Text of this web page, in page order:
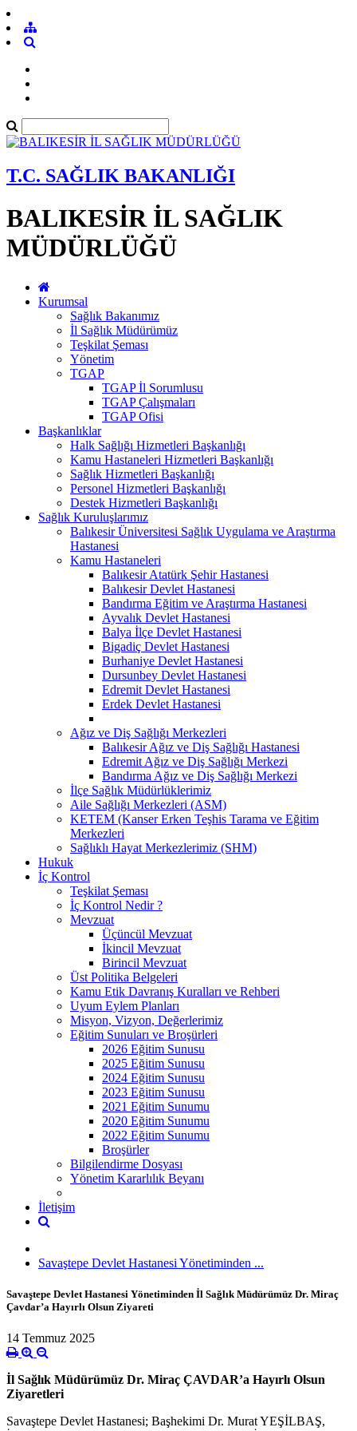
T.C. SAĞLIK BAKANLIĞI
BALIKESİR İL SAĞLIK
MÜDÜRLÜĞÜ
Kurumsal
Sağlık Bakanımız
İl Sağlık Müdürümüz
Teşkilat Şeması
Yönetim
TGAP
TGAP İl Sorumlusu
TGAP Çalışmaları
TGAP Ofisi
Başkanlıklar
Halk Sağlığı Hizmetleri Başkanlığı
Kamu Hastaneleri Hizmetleri Başkanlığı
Sağlık Hizmetleri Başkanlığı
Personel Hizmetleri Başkanlığı
Destek Hizmetleri Başkanlığı
Sağlık Kuruluşlarımız
Balıkesir Üniversitesi Sağlık Uygulama ve Araştırma
Hastanesi
Kamu Hastaneleri
Balıkesir Atatürk Şehir Hastanesi
Balıkesir Devlet Hastanesi
Bandırma Eğitim ve Araştırma Hastanesi
Ayvalık Devlet Hastanesi
Balya İlçe Devlet Hastanesi
Bigadiç Devlet Hastanesi
Burhaniye Devlet Hastanesi
Dursunbey Devlet Hastanesi
Edremit Devlet Hastanesi
Erdek Devlet Hastanesi
Ağız ve Diş Sağlığı Merkezleri
Balıkesir Ağız ve Diş Sağlığı Hastanesi
Edremit Ağız ve Diş Sağlığı Merkezi
Bandırma Ağız ve Diş Sağlığı Merkezi
İlçe Sağlık Müdürlüklerimiz
Aile Sağlığı Merkezleri (ASM)
KETEM (Kanser Erken Teşhis Tarama ve Eğitim
Merkezleri
Sağlıklı Hayat Merkezlerimiz (SHM)
Hukuk
İç Kontrol
Teşkilat Şeması
İç Kontrol Nedir ?
Mevzuat
Üçüncül Mevzuat
İkincil Mevzuat
Birincil Mevzuat
Üst Politika Belgeleri
Kamu Etik Davranış Kuralları ve Rehberi
Uyum Eylem Planları
Misyon, Vizyon, Değerlerimiz
Eğitim Sunuları ve Broşürleri
2026 Eğitim Sunusu
2025 Eğitim Sunusu
2024 Eğitim Sunusu
2023 Eğitim Sunusu
2021 Eğitim Sunumu
2020 Eğitim Sunumu
2022 Eğitim Sunumu
Broşürler
Bilgilendirme Dosyası
Yönetim Kararlılık Beyanı
İletişim
Savaştepe Devlet Hastanesi Yönetiminden ...
Savaştepe Devlet Hastanesi Yönetiminden İl Sağlık Müdürümüz Dr. Miraç
Çavdar’a Hayırlı Olsun Ziyareti
14 Temmuz 2025
İl Sağlık Müdürümüz Dr. Miraç ÇAVDAR’a Hayırlı Olsun
Ziyaretleri
Savaştepe Devlet Hastanesi; Başhekimi Dr. Murat YEŞİLBAŞ,